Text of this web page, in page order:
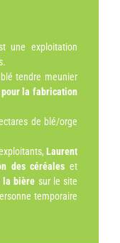
une exploitation
tendre meunier
pour la fabrication
de blé/orge
Laurent
des céréales et
la bière sur le site
temporaire